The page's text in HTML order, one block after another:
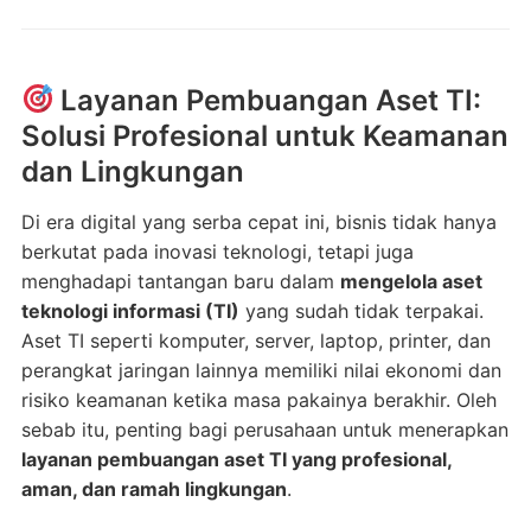
Layanan Pembuangan Aset TI:
Solusi Profesional untuk Keamanan
dan Lingkungan
Di era digital yang serba cepat ini, bisnis tidak hanya
berkutat pada inovasi teknologi, tetapi juga
menghadapi tantangan baru dalam mengelola aset
teknologi informasi (TI) yang sudah tidak terpakai.
Aset TI seperti komputer, server, laptop, printer, dan
perangkat jaringan lainnya memiliki nilai ekonomi dan
risiko keamanan ketika masa pakainya berakhir. Oleh
sebab itu, penting bagi perusahaan untuk menerapkan
layanan pembuangan aset TI yang profesional,
aman, dan ramah lingkungan.